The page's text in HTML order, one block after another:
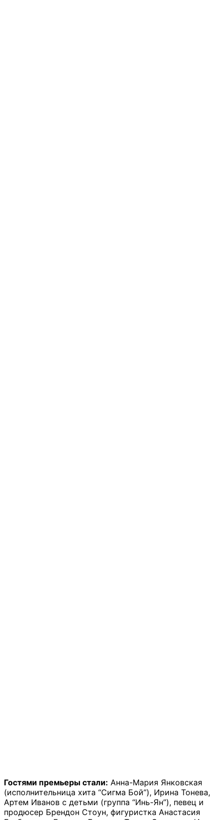
Гостями премьеры стали: Анна-Мария Янковская
(исполнительница хита “Сигма Бой”), Ирина Тонева,
Артем Иванов с детьми (группа “Инь-Ян”), певец и
продюсер Брендон Стоун, фигуристка Анастасия